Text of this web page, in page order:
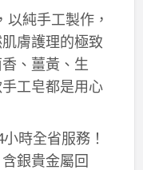
以純手工製作，
膚護理的極致
、薑黃、生
工皂都是用心
時全省服務！
銀貴金屬回